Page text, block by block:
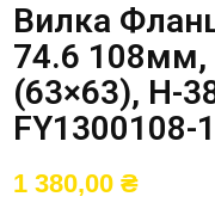
Вилка
74.6
(63×63), H-
FY1300108-
1 380,00 ₴